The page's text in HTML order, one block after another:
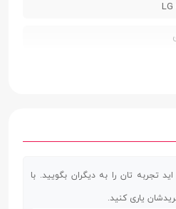
LG
غبار | دارا بودن وضوح و شفافیت بالا
تجربه تان را به دیگران بگویید. با
یاری کنید.